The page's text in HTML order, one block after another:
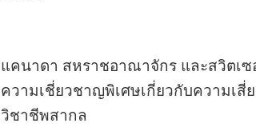
แคนาดา สหราชอาณาจักร และสวิตเ
ความเชี่ยวชาญพิเศษเกี่ยวกับความเสี่
วิชาชีพสากล